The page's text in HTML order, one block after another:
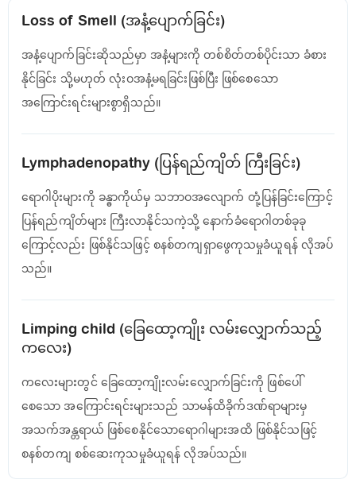
Loss of Smell (အနံ့ပျောက်ခြင်း)
အနံ့ပျောက်ခြင်းဆိုသည်မှာ အနံ့များကို တစ်စိတ်တစ်ပိုင်းသာ ခံစား
နိုင်ခြင်း သို့မဟုတ် လုံးဝအနံ့မရခြင်းဖြစ်ပြီး ဖြစ်စေသော
အကြောင်းရင်းများစွာရှိသည်။
Lymphadenopathy (ပြန်ရည်ကျိတ် ကြီးခြင်း)
ရောဂါပိုးများကို ခန္ဓာကိုယ်မှ သဘာဝအလျောက် တုံ့ပြန်ခြင်းကြောင့်
ပြန်ရည်ကျိတ်များ ကြီးလာနိုင်သကဲ့သို့ နောက်ခံရောဂါတစ်ခုခု
ကြောင့်လည်း ဖြစ်နိုင်သဖြင့် စနစ်တကျရှာဖွေကုသမှုခံယူရန် လိုအပ်
သည်။
Limping child (ခြေထော့ကျိုး လမ်းလျှောက်သည့်
ကလေး)
ကလေးများတွင် ခြေထော့ကျိုးလမ်းလျှောက်ခြင်းကို ဖြစ်ပေါ်
စေသော အကြောင်းရင်းများသည် သာမန်ထိခိုက်ဒဏ်ရာများမှ
အသက်အန္တရာယ် ဖြစ်စေနိုင်သောရောဂါများအထိ ဖြစ်နိုင်သဖြင့်
စနစ်တကျ စစ်ဆေးကုသမှုခံယူရန် လိုအပ်သည်။